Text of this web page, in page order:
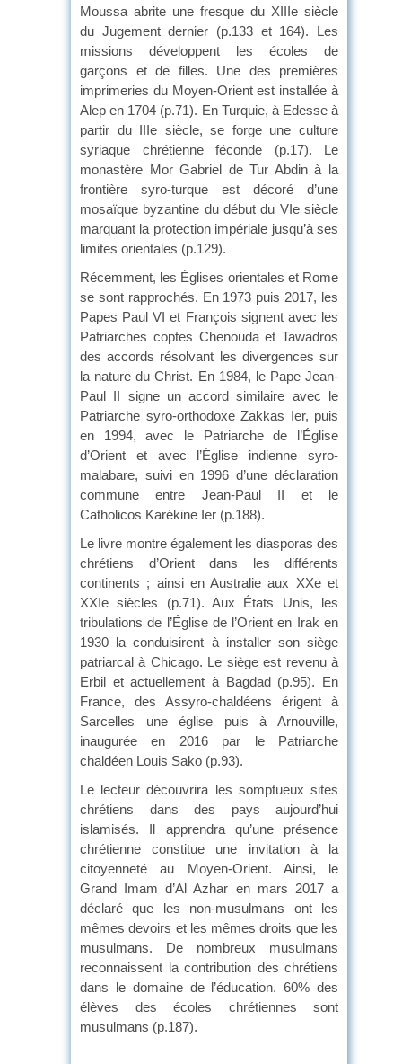
Moussa abrite une fresque du XIIIe siècle
du Jugement dernier (p.133 et 164). Les
missions développent les écoles de
garçons et de filles. Une des premières
imprimeries du Moyen-Orient est installée à
Alep en 1704 (p.71). En Turquie, à Edesse à
partir du IIIe siècle, se forge une culture
syriaque chrétienne féconde (p.17). Le
monastère Mor Gabriel de Tur Abdin à la
frontière syro-turque est décoré d’une
mosaïque byzantine du début du VIe siècle
marquant la protection impériale jusqu’à ses
limites orientales (p.129).
Récemment, les Églises orientales et Rome
se sont rapprochés. En 1973 puis 2017, les
Papes Paul VI et François signent avec les
Patriarches coptes Chenouda et Tawadros
des accords résolvant les divergences sur
la nature du Christ. En 1984, le Pape Jean-
Paul II signe un accord similaire avec le
Patriarche syro-orthodoxe Zakkas Ier, puis
en 1994, avec le Patriarche de l’Église
d’Orient et avec l’Église indienne syro-
malabare, suivi en 1996 d’une déclaration
commune entre Jean-Paul II et le
Catholicos Karékine Ier (p.188).
Le livre montre également les diasporas des
chrétiens d’Orient dans les différents
continents ; ainsi en Australie aux XXe et
XXIe siècles (p.71). Aux États Unis, les
tribulations de l’Église de l’Orient en Irak en
1930 la conduisirent à installer son siège
patriarcal à Chicago. Le siège est revenu à
Erbil et actuellement à Bagdad (p.95). En
France, des Assyro-chaldéens érigent à
Sarcelles une église puis à Arnouville,
inaugurée en 2016 par le Patriarche
chaldéen Louis Sako (p.93).
Le lecteur découvrira les somptueux sites
chrétiens dans des pays aujourd’hui
islamisés. Il apprendra qu’une présence
chrétienne constitue une invitation à la
citoyenneté au Moyen-Orient. Ainsi, le
Grand Imam d’Al Azhar en mars 2017 a
déclaré que les non-musulmans ont les
mêmes devoirs et les mêmes droits que les
musulmans. De nombreux musulmans
reconnaissent la contribution des chrétiens
dans le domaine de l’éducation. 60% des
élèves des écoles chrétiennes sont
musulmans (p.187).